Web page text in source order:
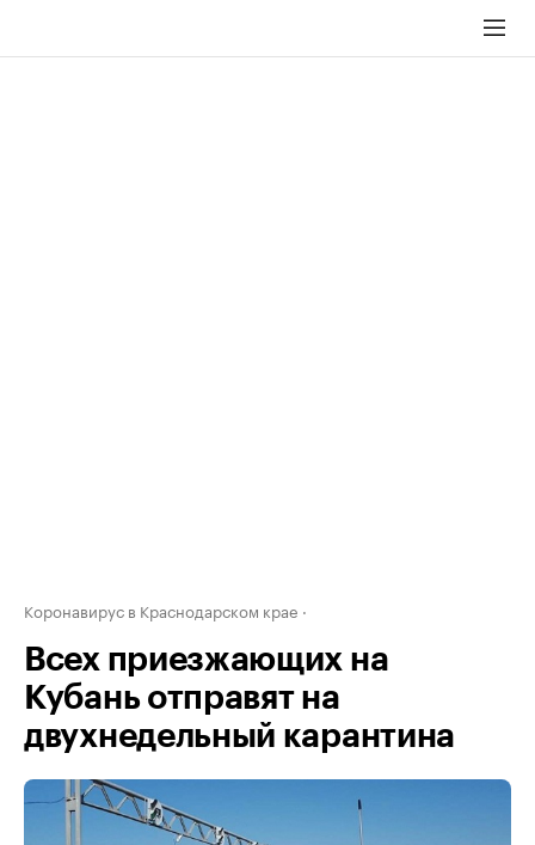
Коронавирус в Краснодарском крае
Всех приезжающих на
Кубань отправят на
двухнедельный карантина